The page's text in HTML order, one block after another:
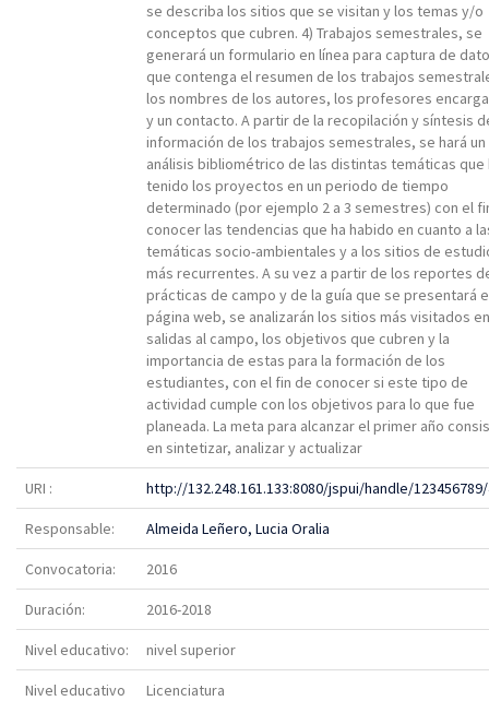
se describa los sitios que se visitan y los temas y/o
conceptos que cubren. 4) Trabajos semestrales, se
generará un formulario en línea para captura de
que contenga el resumen de los trabajos
los nombres de los autores, los profesores
y un contacto. A partir de la recopilación y síntesis
información de los trabajos semestrales, se hará un
análisis bibliométrico de las distintas temáticas que
tenido los proyectos en un periodo de tiempo
determinado (por ejemplo 2 a 3 semestres) con el
conocer las tendencias que ha habido en cuanto a
temáticas socio-ambientales y a los sitios de
más recurrentes. A su vez a partir de los reportes
prácticas de campo y de la guía que se presentará
página web, se analizarán los sitios más visitados
salidas al campo, los objetivos que cubren y la
importancia de estas para la formación de los
estudiantes, con el fin de conocer si este tipo de
actividad cumple con los objetivos para lo que fue
planeada. La meta para alcanzar el primer año
en sintetizar, analizar y actualizar
URI : http://132.248.161.133:8080/jspui/handle/
Responsable: Almeida Leñero, Lucia Oralia
Convocatoria: 2016
Duración: 2016-2018
Nivel educativo: nivel superior
Nivel educativo
Licenciatura